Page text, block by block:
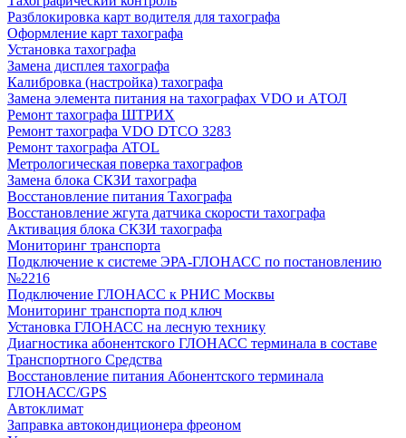
Разблокировка карт водителя для тахографа
Оформление карт тахографа
Установка тахографа
Замена дисплея тахографа
Калибровка (настройка) тахографа
Замена элемента питания на тахографах VDO и АТОЛ
Ремонт тахографа ШТРИХ
Ремонт тахографа VDO DTCO 3283
Ремонт тахографа ATOL
Метрологическая поверка тахографов
Замена блока СКЗИ тахографа
Восстановление питания Тахографа
Восстановление жгута датчика скорости тахографа
Активация блока СКЗИ тахографа
Мониторинг транспорта
Подключение к системе ЭРА-ГЛОНАСС по постановлению
№2216
Подключение ГЛОНАСС к РНИС Москвы
Мониторинг транспорта под ключ
Установка ГЛОНАСС на лесную технику
Диагностика абонентского ГЛОНАСС терминала в составе
Транспортного Средства
Восстановление питания Абонентского терминала
ГЛОНАСС/GPS
Автоклимат
Заправка автокондиционера фреоном